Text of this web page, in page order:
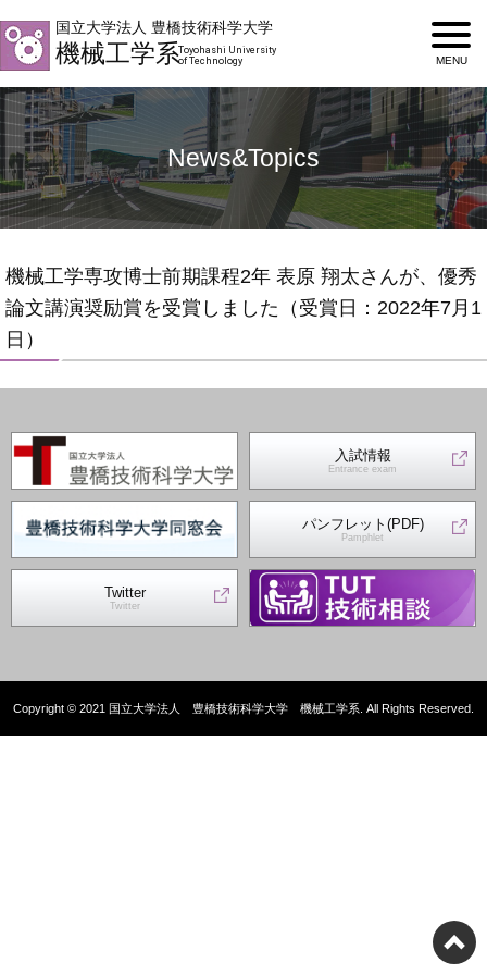
国立大学法人 豊橋技術科学大学
機械工学系Toyohashi University
of Technology
News&Topics
機械工学専攻博士前期課程2年 表原 翔太さんが、優秀
論文講演奨励賞を受賞しました（受賞日：2022年7月1
日）
入試情報
Entrance exam
パンフレット(PDF)
Pamphlet
Twitter
Twitter
Copyright © 2021 国立大学法人 豊橋技術科学大学 機械工学系. All Rights Reserved.